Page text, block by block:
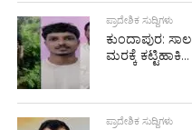
ಪ್ರಾದೇಶಿಕ ಸುದ್ದಿಗಳು
ಕುಂದಾಪುರ:
ಮರಕ್ಕೆ ಕಟ್ಟಿಹಾಕಿ...
ಪ್ರಾದೇಶಿಕ ಸುದ್ದಿಗಳು